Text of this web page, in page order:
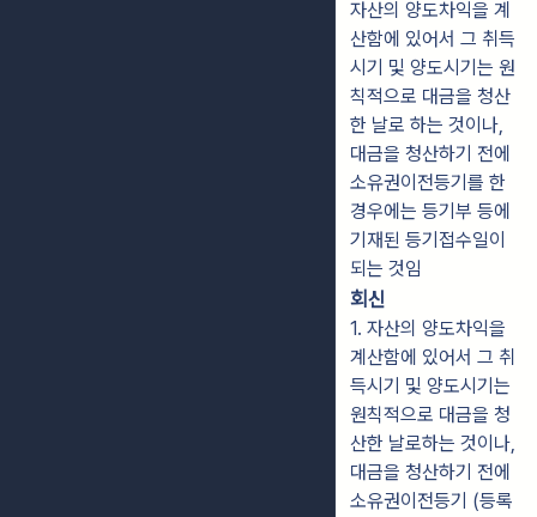
자산의 양도차익을 계
산함에 있어서 그 취득
시기 및 양도시기는 원
칙적으로 대금을 청산
한 날로 하는 것이나,
대금을 청산하기 전에
소유권이전등기를 한
경우에는 등기부 등에
기재된 등기접수일이
되는 것임
회신
1. 자산의 양도차익을
계산함에 있어서 그 취
득시기 및 양도시기는
원칙적으로 대금을 청
산한 날로하는 것이나,
대금을 청산하기 전에
소유권이전등기 (등록